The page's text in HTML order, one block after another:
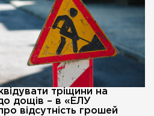
тріщини на
дощів – в «ЕЛУ
відсутність грошей